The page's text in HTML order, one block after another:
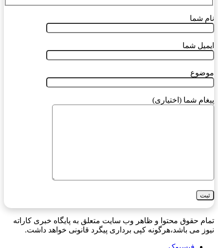
نام شما
ایمیل شما
موضوع
پیغام شما (اختیاری)
تمام حقوق محتوا و ظاهر وب سایت متعلق به پایگاه خبری کاراته
نیوز می باشد،هرگونه کپی برداری پیگرد قانونی خواهد داشت.